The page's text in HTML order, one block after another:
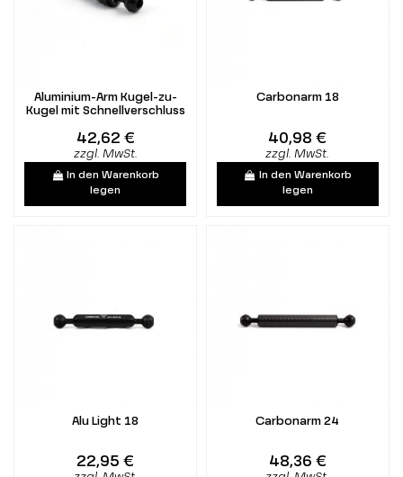
Aluminium-Arm Kugel-zu-
Kugel mit Schnellverschluss
42,62 €
zzgl. MwSt.
In den Warenkorb
legen
Carbonarm 18
40,98 €
zzgl. MwSt.
In den Warenkorb
legen
Alu Light 18
22,95 €
Carbonarm 24
48,36 €